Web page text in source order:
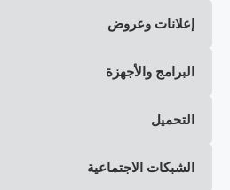
إعلانات وعروض
البرامج والأجهزة
التحميل
الشبكات الاجتماعية